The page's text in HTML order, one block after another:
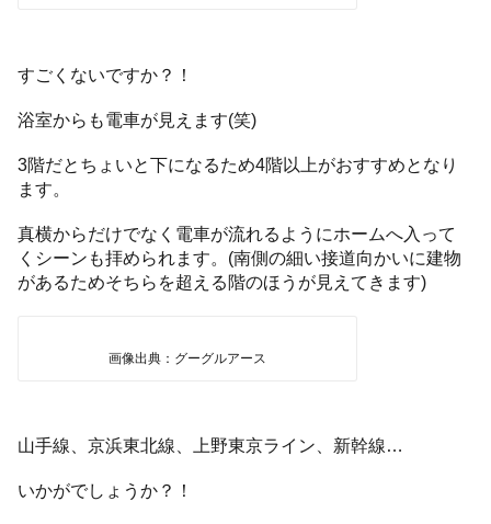
すごくないですか？！
浴室からも電車が見えます(笑)
3階だとちょいと下になるため4階以上がおすすめとなり
ます。
真横からだけでなく電車が流れるようにホームへ入って
くシーンも拝められます。(南側の細い接道向かいに建物
があるためそちらを超える階のほうが見えてきます)
画像出典：グーグルアース
山手線、京浜東北線、上野東京ライン、新幹線…
いかがでしょうか？！